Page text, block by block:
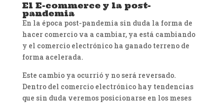
El E-commerce y la post-
pandemia
En la época post-pandemia sin duda la forma de
hacer comercio va a cambiar, ya está cambiando
y el comercio electrónico ha ganado terreno de
forma acelerada.
Este cambio ya ocurrió y no será reversado.
Dentro del comercio electrónico hay tendencias
que sin duda veremos posicionarse en los meses